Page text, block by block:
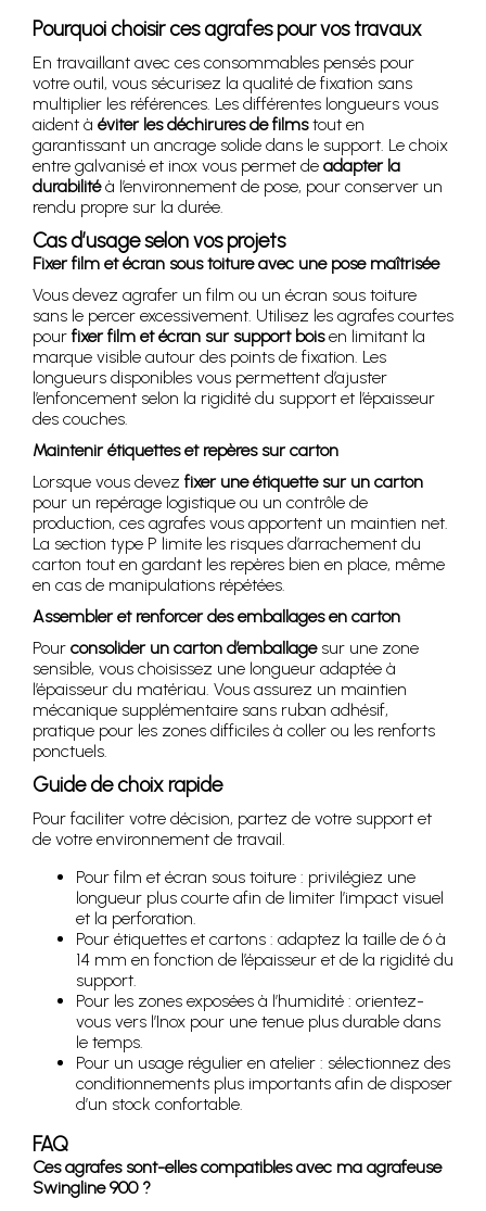
Pourquoi choisir ces agrafes pour vos travaux
En travaillant avec ces consommables pensés pour
votre outil, vous sécurisez la qualité de fixation sans
multiplier les références. Les différentes longueurs vous
aident à éviter les déchirures de filmstout en
garantissant un ancrage solide dans le support. Le choix
entre galvanisé et inox vous permet de adapter la
durabilitéà l’environnement de pose, pour conserver un
rendu propre sur la durée.
Cas d’usage selon vos projets
Fixer film et écran sous toiture avec une pose maîtrisée
Vous devez agrafer un film ou un écran sous toiture
sans le percer excessivement. Utilisez les agrafes courtes
pour fixer film et écran sur support boisen limitant la
marque visible autour des points de fixation. Les
longueurs disponibles vous permettent d’ajuster
l’enfoncement selon la rigidité du support et l’épaisseur
des couches.
Maintenir étiquettes et repères sur carton
Lorsque vous devez fixer une étiquette sur un carton
pour un repérage logistique ou un contrôle de
production, ces agrafes vous apportent un maintien net.
La section type P limite les risques d’arrachement du
carton tout en gardant les repères bien en place, même
en cas de manipulations répétées.
Assembler et renforcer des emballages en carton
Pour consolider un carton d’emballagesur une zone
sensible, vous choisissez une longueur adaptée à
l’épaisseur du matériau. Vous assurez un maintien
mécanique supplémentaire sans ruban adhésif,
pratique pour les zones difficiles à coller ou les renforts
ponctuels.
Guide de choix rapide
Pour faciliter votre décision, partez de votre support et
de votre environnement de travail.
Pour film et écran sous toiture : privilégiez une
longueur plus courte afin de limiter l’impact visuel
et la perforation.
Pour étiquettes et cartons : adaptez la taille de 6 à
14 mm en fonction de l’épaisseur et de la rigidité du
support.
Pour les zones exposées à l’humidité : orientez-
vous vers l’Inox pour une tenue plus durable dans
le temps.
Pour un usage régulier en atelier : sélectionnez des
conditionnements plus importants afin de disposer
d’un stock confortable.
FAQ
Ces agrafes sont-elles compatibles avec ma agrafeuse
Swingline 900 ?